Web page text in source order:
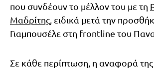
που συνδέουν το μέλλον του με τη
Μαδρίτης , ειδικά μετά την
Γιαμπουσέλε στη frontline του
Σε κάθε περίπτωση, η αναφορά της